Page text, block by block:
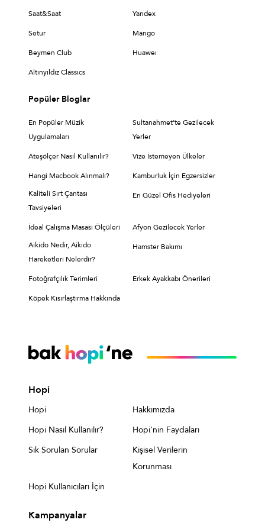
Saat&Saat Yandex
Setur Mango
Beymen Club Huaweı
Altınyıldız Classıcs
Popüler Bloglar
En Popüler Müzik
Uygulamaları
Sultanahmet’te Gezilecek
Yerler
Ateşölçer Nasıl Kullanılır? Vize İstemeyen Ülkeler
Hangi Macbook Alınmalı?
Kamburluk İçin Egzersizler
Kaliteli Sırt Çantası
Tavsiyeleri
En Güzel Ofis Hediyeleri
İdeal Çalışma Masası Ölçüleri
Afyon Gezilecek Yerler
Aikido Nedir, Aikido
Hareketleri Nelerdir?
Hamster Bakımı
Fotoğrafçılık Terimleri Erkek Ayakkabı Önerileri
Köpek Kısırlaştırma Hakkında
Hopi
Hopi
Hakkımızda
Hopi Nasıl Kullanılır?
Hopi'nin Faydaları
Sık Sorulan Sorular
Kişisel Verilerin
Korunması
Hopi Kullanıcıları İçin
Kampanyalar